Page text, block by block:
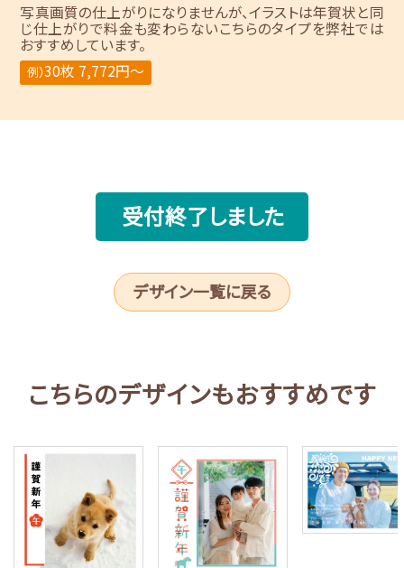
写真画質の仕上がりになりませんが、イラストは年賀状と同
じ仕上がりで料金も変わらないこちらのタイプを弊社では
おすすめしています。
例）30枚 7,772円～
受付終了しました
デザイン一覧に戻る
こちらのデザインもおすすめです